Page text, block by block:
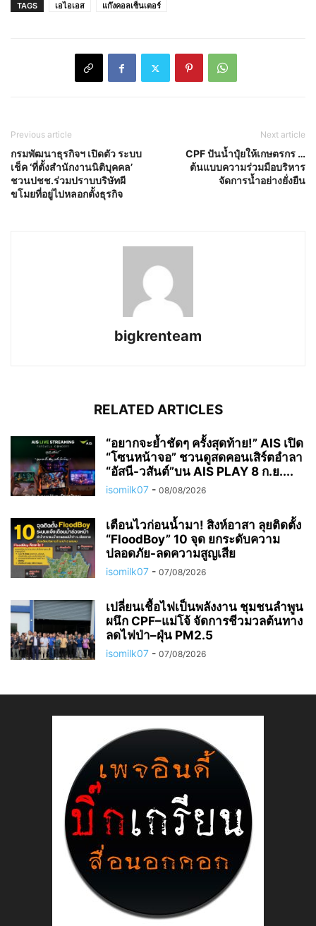
TAGS เอไอเอส แก๊งคอลเซ็นเตอร์
Previous article
กรมพัฒนาธุรกิจฯ เปิดตัว ระบบ
เช็ค ‘ที่ตั้งสำนักงานนิติบุคคล’
ชวนปชช.ร่วมปราบบริษัทผี
ขโมยที่อยู่ไปหลอกตั้งธุรกิจ
Next article
CPF ปันน้ำปุ๋ยให้เกษตรกร …
ต้นแบบความร่วมมือบริหาร
จัดการน้ำอย่างยั่งยืน
bigkrenteam
RELATED ARTICLES
“อยากจะย้ำชัดๆ ครั้งสุดท้าย!” AIS เปิด
“โซนหน้าจอ” ชวนดูสดคอนเสิร์ตอำลา
“อัสนี-วสันต์”บน AIS PLAY 8 ก.ย....
isomilk07 - 08/08/2026
เตือนไวก่อนน้ำมา! สิงห์อาสา ลุยติดตั้ง
“FloodBoy” 10 จุด ยกระดับความ
ปลอดภัย-ลดความสูญเสีย
isomilk07 - 07/08/2026
เปลี่ยนเชื้อไฟเป็นพลังงาน ชุมชนลำพูน
ผนึก CPF–แม่โจ้ จัดการชีวมวลต้นทาง
ลดไฟป่า–ฝุ่น PM2.5
isomilk07 - 07/08/2026